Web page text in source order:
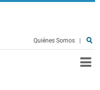
Quiénes Somos